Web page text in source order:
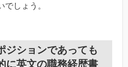
しょう。
ジションであっても
に英文の職務経歴書